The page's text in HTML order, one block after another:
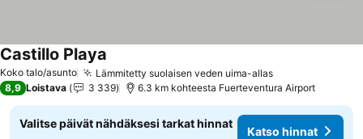
Koko talo/asunto Lämmitetty suolaisen veden uima-allasKatso hinnat
Castillo Playa
8,9 Loistava 3 339 6.3 km kohteesta Fuerteventura Airport
Valitse päivät nähdäksesi tarkat hinnat
Katso hinnat